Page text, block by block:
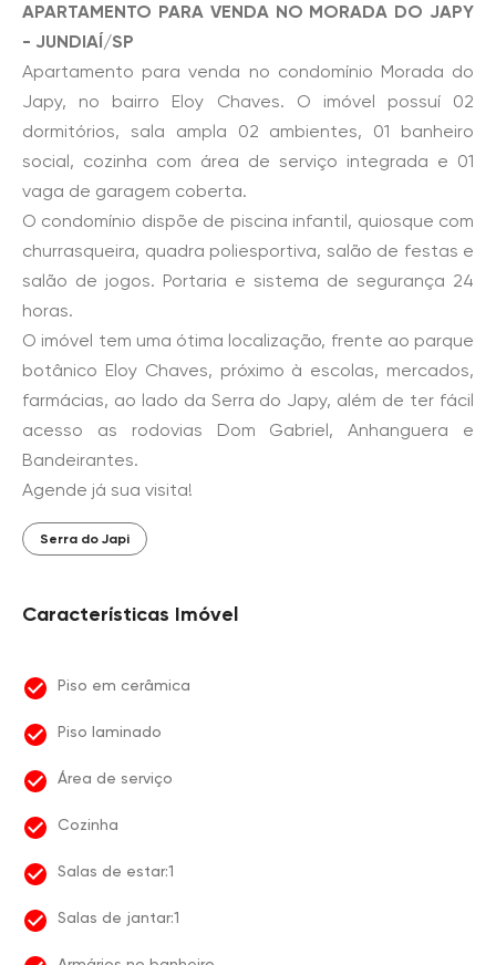
APARTAMENTO PARA VENDA NO MORADA DO JAPY
- JUNDIAÍ/SP
Apartamento para venda no condomínio Morada do
Japy, no bairro Eloy Chaves. O imóvel possuí 02
dormitórios, sala ampla 02 ambientes, 01 banheiro
social, cozinha com área de serviço integrada e 01
vaga de garagem coberta.
O condomínio dispõe de piscina infantil, quiosque com
churrasqueira, quadra poliesportiva, salão de festas e
salão de jogos. Portaria e sistema de segurança 24
horas.
O imóvel tem uma ótima localização, frente ao parque
botânico Eloy Chaves, próximo à escolas, mercados,
farmácias, ao lado da Serra do Japy, além de ter fácil
acesso as rodovias Dom Gabriel, Anhanguera e
Bandeirantes.
Agende já sua visita!
Serra do Japi
Características Imóvel
Piso em cerâmica
Piso laminado
Área de serviço
Cozinha
Salas de estar:1
Salas de jantar:1